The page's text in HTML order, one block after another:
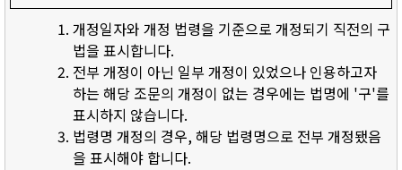
개정일자와 개정 법령을 기준으로 개정되기 직전의 구
법을 표시합니다.
전부 개정이 아닌 일부 개정이 있었으나 인용하고자
하는 해당 조문의 개정이 없는 경우에는 법명에 '구'를
표시하지 않습니다.
법령명 개정의 경우, 해당 법령명으로 전부 개정됐음
을 표시해야 합니다.